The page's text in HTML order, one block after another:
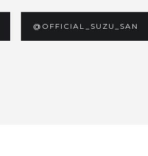
@OFFICIAL_SUZU_SAN